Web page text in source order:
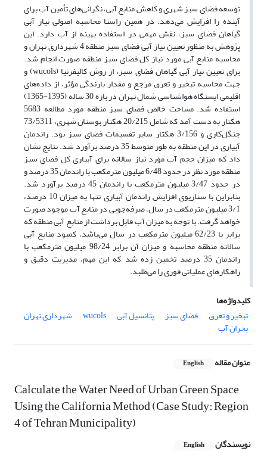
توسعه فضای سبز شهری و کاهش منابع آبی، نگرانی‌های تأمین آب برای
آینده را افزایش می‌دهد. در همین راستا محاسبه اصولی نیاز آبی
گیاهان فضای سبز، نقش مهمی در استفاده بهینه از آب دارد. این
پژوهش به منظور تعیین نیاز آبی فضای سبز منطقه 4 شهرداری تهران و
محاسبه منابع آبی مورد نیاز کل فضای سبز منطقه صورت انجام شد.
برای تعیین نیاز آبی گیاهان فضای سبز، از روش‌ کالیفرنیا (wucols) و
جهت محاسبه تبخیر و تعرق مرجع و مقدار بارندگی مؤثر، از داده‌های
اقلیمی ایستگاه هواشناسی شمال تهران در بازه 30 ساله (1395-1365)
استفاده شد. مساحت خالص فضای سبز منطقه مورد مطالعه 5683
هکتار به دست آمد که شامل 20/215 هکتار بوستان شهری، 73/5311
جنگل‌کاری و 3/156 هکتار سایر تقسیمات فضای سبز بود. راندمان
آبیاری در این منطقه به طور متوسط 35 درصد برآورد شد. نتایج نشان
داد که میزان حجم آب مورد نیاز سالانه برای آبیاری کل فضای سبز
منطقه مورد نظر در حدود 6/48 میلیون مترمکعب با راندمان 35 درصد و
در حدود 3/47 میلیون مترمکعب با راندمان 45 درصد برآورد شد.
بنابراین با سناریوی افزایش راندمان آبیاری تنها به میزان 10 درصد،
3/1 میلیون مترمکعب در سال، صرفه‌جویی در منابع آب موجود صورت
خواهد گرفت. با توجه به میزان آب قابل‌ برداشت از منابع آبی منطقه که
برابر با 62/23 میلیون مترمکعب در سال می‌باشد، کمبود منابع آبی
سالانه منطقه محاسبه و میزان آن برابر 98/24 میلیون مترمکعب با
راندمان 35 درصد تخمین زده شد که این مهم، مدیریت دقیق و
راهکارهای عملیاتی فوری را می‌طلبد.
کلیدواژه‌ها
تبخیر و تعرق
فضای سبز پتانسیل آبی wucols شهرداری تهران
بحران آب
عنوان مقاله English
Calculate the Water Need of Urban Green Space
Using the California Method (Case Study: Region
4 of Tehran Municipality)
نویسندگان English